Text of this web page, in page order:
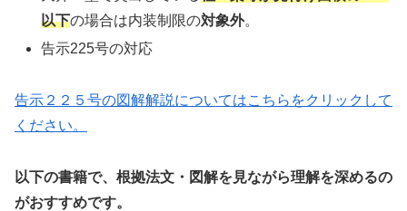
以下の場合は内装制限の対象外。
告示225号の対応
告示２２５号の図解解説についてはこちらをクリックして
ください。
以下の書籍で、根拠法文・図解を見ながら理解を深めるの
がおすすめです。